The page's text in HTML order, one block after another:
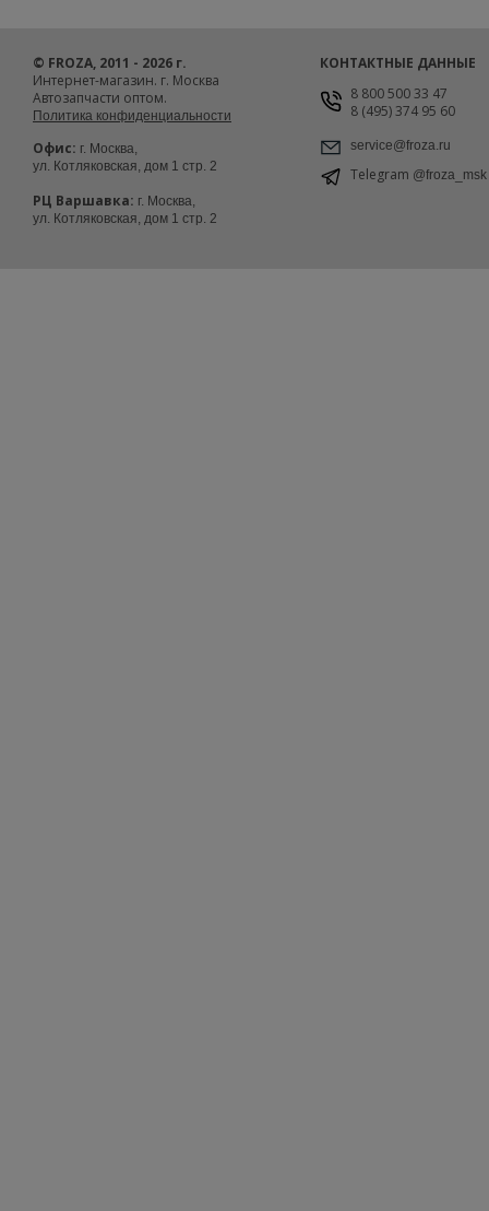
© FROZA, 2011 - 2026 г.
Интернет-магазин. г. Москва
Автозапчасти оптом.
Политика конфиденциальности
Офис: г. Москва,
ул. Котляковская, дом 1 стр. 2
РЦ Варшавка: г. Москва,
ул. Котляковская, дом 1 стр. 2
КОНТАКТНЫЕ ДАННЫЕ
8 800 500 33 47
8 (495) 374 95 60
service@froza.ru
Telegram @froza_msk